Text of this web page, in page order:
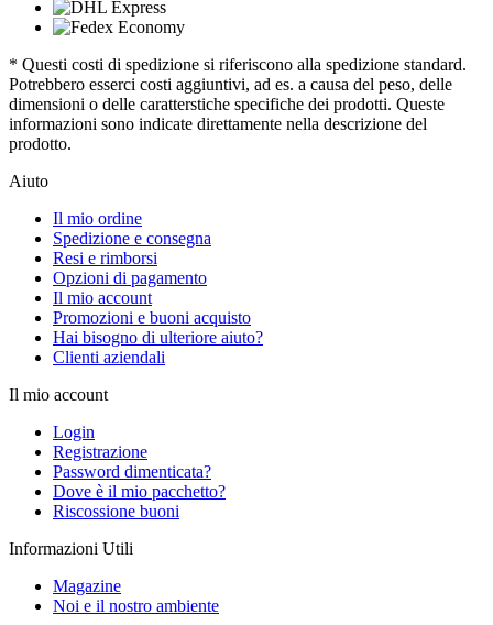
* Questi costi di spedizione si riferiscono alla spedizione standard.
Potrebbero esserci costi aggiuntivi, ad es. a causa del peso, delle
dimensioni o delle caratterstiche specifiche dei prodotti. Queste
informazioni sono indicate direttamente nella descrizione del
prodotto.
Aiuto
Il mio ordine
Spedizione e consegna
Resi e rimborsi
Opzioni di pagamento
Il mio account
Promozioni e buoni acquisto
Hai bisogno di ulteriore aiuto?
Clienti aziendali
Il mio account
Login
Registrazione
Password dimenticata?
Dove è il mio pacchetto?
Riscossione buoni
Informazioni Utili
Magazine
Noi e il nostro ambiente